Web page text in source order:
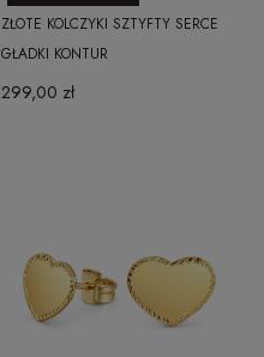
ZŁOTE KOLCZYKI SZTYFTY SERCE
GŁADKI KONTUR
299,00 zł